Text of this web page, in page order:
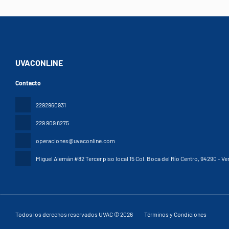
UVACONLINE
Contacto
2292960931
229 909 8275
operaciones@uvaconline.com
Miguel Alemán #82 Tercer piso local 15 Col. Boca del Río Centro, 94290 -
Todos los derechos reservados UVAC © 2026 Términos y Condiciones